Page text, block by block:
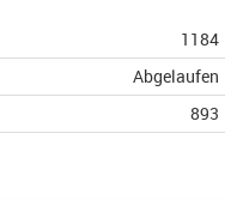
1184
Abgelaufen
893